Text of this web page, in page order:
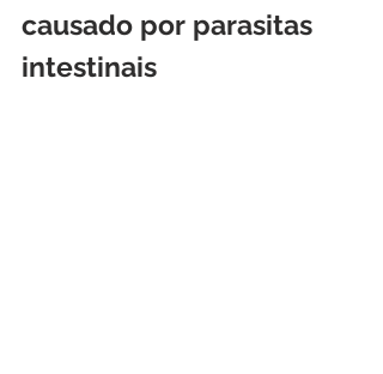
causado por parasitas
intestinais